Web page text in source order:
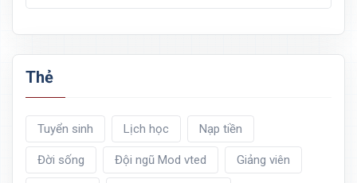
Thẻ
Tuyển sinh Lịch học Nạp tiền
Đời sống Đội ngũ Mod vted Giảng viên